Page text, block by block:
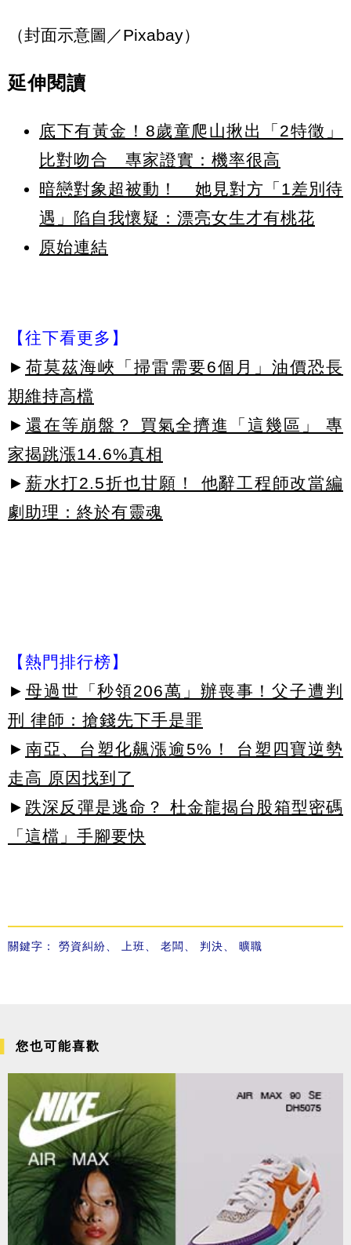
（封面示意圖／Pixabay）
延伸閱讀
底下有黃金！8歲童爬山揪出「2特徵」
比對吻合 專家證實：機率很高
暗戀對象超被動！ 她見對方「1差別待
遇」陷自我懷疑：漂亮女生才有桃花
原始連結
【往下看更多】
► 荷莫茲海峽「掃雷需要6個月」油價恐長
期維持高檔
► 還在等崩盤？ 買氣全擠進「這幾區」 專
家揭跳漲14.6%真相
► 薪水打2.5折也甘願！ 他辭工程師改當編
劇助理：終於有靈魂
【熱門排行榜】
► 母過世「秒領206萬」辦喪事！父子遭判
刑 律師：搶錢先下手是罪
► 南亞、台塑化飆漲逾5%！ 台塑四寶逆勢
走高 原因找到了
► 跌深反彈是逃命？ 杜金龍揭台股箱型密碼
「這檔」手腳要快
關鍵字： 勞資糾紛、 上班、 老闆、 判決、 曠職
您也可能喜歡